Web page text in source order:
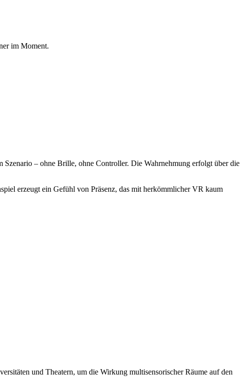
im Moment.
– ohne Brille, ohne Controller. Die Wahrnehmung erfolgt über die
erzeugt ein Gefühl von Präsenz, das mit herkömmlicher VR kaum
und Theatern, um die Wirkung multisensorischer Räume auf den